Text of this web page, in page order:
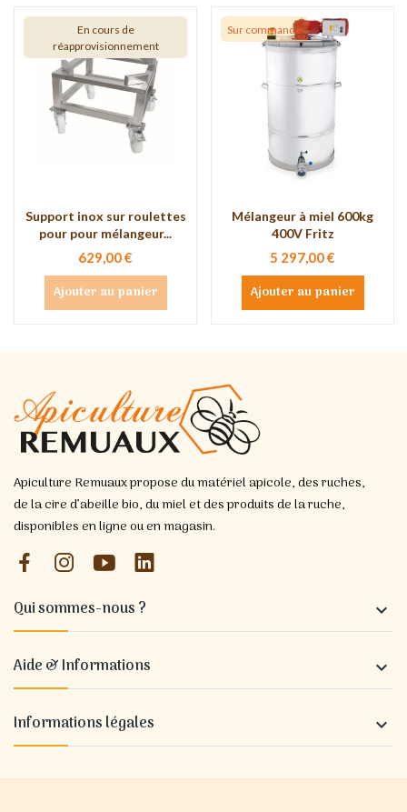
En cours de
réapprovisionnement
Support inox sur roulettes
pour pour mélangeur...
629,00 €
Ajouter au panier
Sur commande
Mélangeur à miel 600kg
400V Fritz
5 297,00 €
Ajouter au panier
Apiculture Remuaux propose du matériel apicole, des ruches,
de la cire d’abeille bio, du miel et des produits de la ruche,
disponibles en ligne ou en magasin.
Qui sommes-nous ? 
Aide & Informations 
Informations légales 